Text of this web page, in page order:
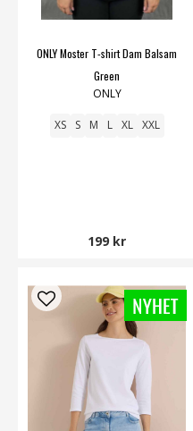
ONLY Moster T-shirt Dam Balsam
Green
ONLY
XS S M L XL XXL
199 kr